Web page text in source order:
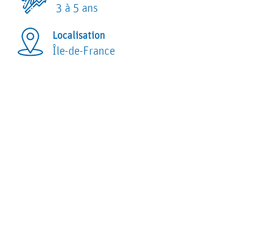
SOCIO-
3 à 5 ans
Localisation
Île-de-France